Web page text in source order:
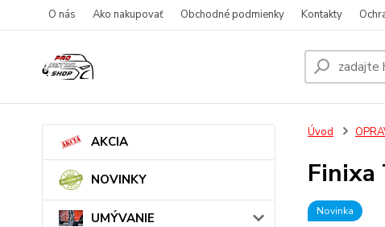
O nás Ako nakupovať Obchodné podmienky Kontakty
AKCIA
NOVINKY
UMÝVANIE
Úvod
Finixa
Novinka